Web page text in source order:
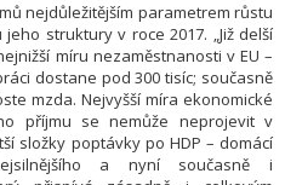
nejdůležitějším parametrem růstu
struktury v roce 2017. „Již delší
míru nezaměstnanosti v EU –
dostane pod 300 tisíc; současně
mzda. Nejvyšší míra ekonomické
příjmu se nemůže neprojevit v
složky poptávky po HDP – domácí
a nyní současně i